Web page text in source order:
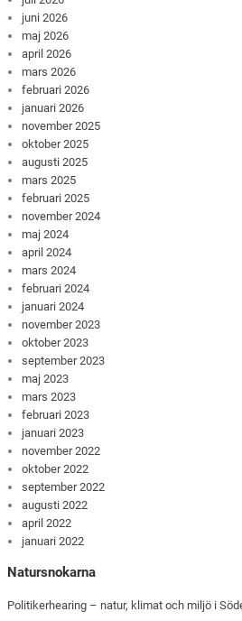
juni 2026
maj 2026
april 2026
mars 2026
februari 2026
januari 2026
november 2025
oktober 2025
augusti 2025
mars 2025
februari 2025
november 2024
maj 2024
april 2024
mars 2024
februari 2024
januari 2024
november 2023
oktober 2023
september 2023
maj 2023
mars 2023
februari 2023
januari 2023
november 2022
oktober 2022
september 2022
augusti 2022
april 2022
januari 2022
Natursnokarna
Politikerhearing – natur, klimat och miljö i